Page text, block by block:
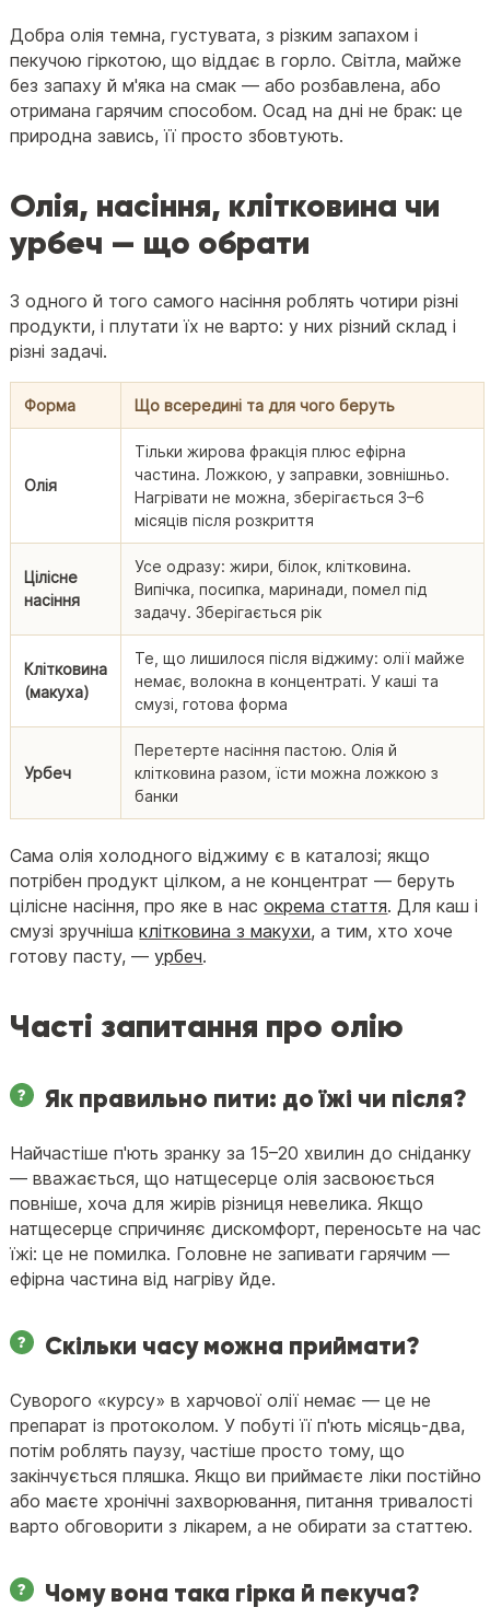
Добра олія темна, густувата, з різким запахом і
пекучою гіркотою, що віддає в горло. Світла, майже
без запаху й м'яка на смак — або розбавлена, або
отримана гарячим способом. Осад на дні не брак: це
природна завись, її просто збовтують.
Олія, насіння, клітковина чи
урбеч — що обрати
З одного й того самого насіння роблять чотири різні
продукти, і плутати їх не варто: у них різний склад і
різні задачі.
Форма Що всередині та для чого беруть
Олія
Тільки жирова фракція плюс ефірна
частина. Ложкою, у заправки, зовнішньо.
Нагрівати не можна, зберігається 3–6
місяців після розкриття
Цілісне
насіння
Усе одразу: жири, білок, клітковина.
Випічка, посипка, маринади, помел під
задачу. Зберігається рік
Клітковина
(макуха)
Те, що лишилося після віджиму: олії майже
немає, волокна в концентраті. У каші та
смузі, готова форма
Урбеч
Перетерте насіння пастою. Олія й
клітковина разом, їсти можна ложкою з
банки
Сама олія холодного віджиму є в каталозі; якщо
потрібен продукт цілком, а не концентрат — беруть
цілісне насіння, про яке в насокрема стаття. Для каш і
смузі зручнішаклітковина з макухи, а тим, хто хоче
готову пасту, —урбеч.
Часті запитання про олію
Як правильно пити: до їжі чи після?
Найчастіше п'ють зранку за 15–20 хвилин до сніданку
— вважається, що натщесерце олія засвоюється
повніше, хоча для жирів різниця невелика. Якщо
натщесерце спричиняє дискомфорт, переносьте на час
їжі: це не помилка. Головне не запивати гарячим —
ефірна частина від нагріву йде.
Скільки часу можна приймати?
Суворого «курсу» в харчової олії немає — це не
препарат із протоколом. У побуті її п'ють місяць-два,
потім роблять паузу, частіше просто тому, що
закінчується пляшка. Якщо ви приймаєте ліки постійно
або маєте хронічні захворювання, питання тривалості
варто обговорити з лікарем, а не обирати за статтею.
Чому вона така гірка й пекуча?